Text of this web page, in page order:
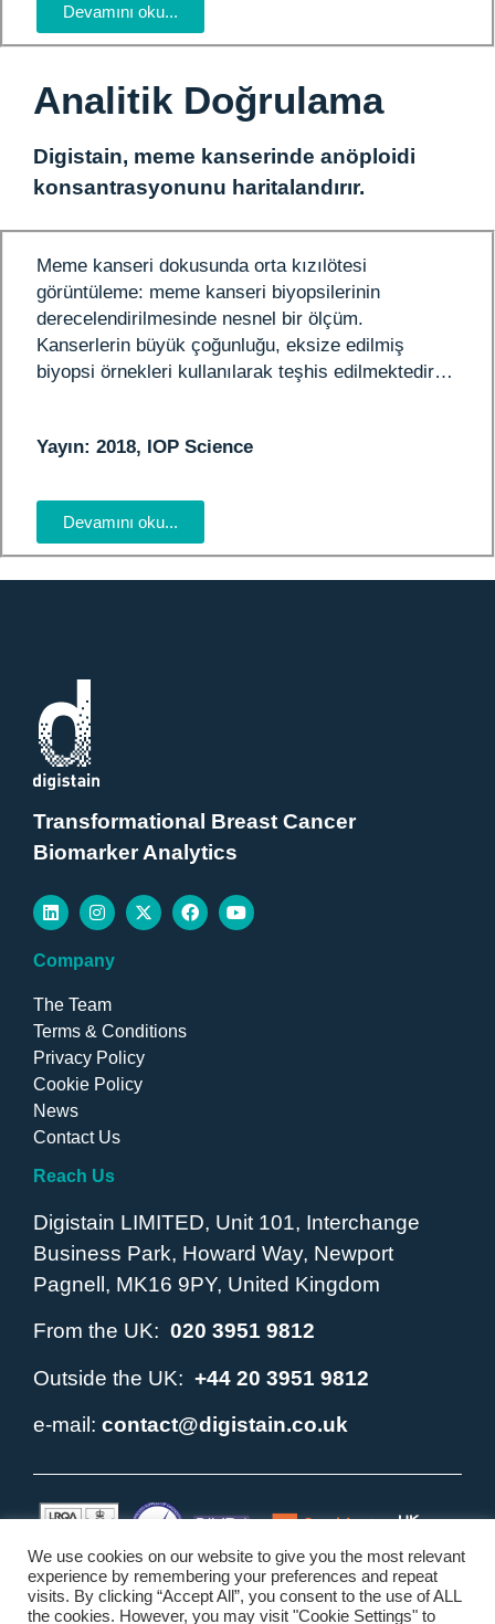
Devamını oku...
Analitik Doğrulama
Digistain, meme kanserinde anöploidi
konsantrasyonunu haritalandırır.
Meme kanseri dokusunda orta kızılötesi
görüntüleme: meme kanseri biyopsilerinin
derecelendirilmesinde nesnel bir ölçüm.
Kanserlerin büyük çoğunluğu, eksize edilmiş
biyopsi örnekleri kullanılarak teşhis edilmektedir…
Yayın: 2018, IOP Science
Devamını oku...
Transformational Breast Cancer
Biomarker Analytics
Company
The Team
Terms & Conditions
Privacy Policy
Cookie Policy
News
Contact Us
Reach Us
Digistain LIMITED, Unit 101, Interchange
Business Park, Howard Way, Newport
Pagnell, MK16 9PY, United Kingdom
From the UK: 020 3951 9812
Outside the UK: +44 20 3951 9812
e-mail: contact@digistain.co.uk
Copyright © 2010 - 2026. Digistain ® and the Digistain Logo
We use cookies on our website to give you the most relevant
experience by remembering your preferences and repeat
visits. By clicking “Accept All”, you consent to the use of ALL
the cookies. However, you may visit "Cookie Settings" to